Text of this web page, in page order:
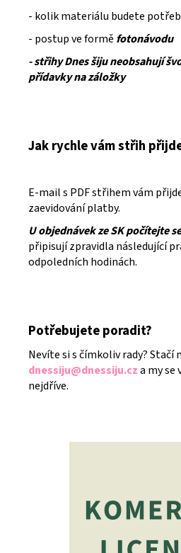
- kolik materiálu budete
- postup ve formě fotonávodu
- střihy Dnes šiju neobsahují
přídavky na záložky
Jak rychle vám střih
E-mail s PDF střihem vám
zaevidování platby.
U objednávek ze SK počítejte
připisují zpravidla následující
odpoledních hodinách.
Potřebujete poradit?
Nevíte si s čímkoliv rady? Stačí
dnessiju@dnessiju.cza my se
nejdříve.